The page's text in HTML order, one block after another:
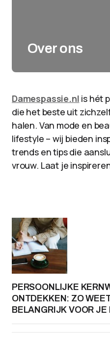
Over ons
Damespassie.nl is hét
die het beste uit
halen. Van mode en
lifestyle – wij bieden
trends en tips die
vrouw. Laat je
PERSOONLIJKE
ONTDEKKEN: ZO
BELANGRIJK VOOR JE